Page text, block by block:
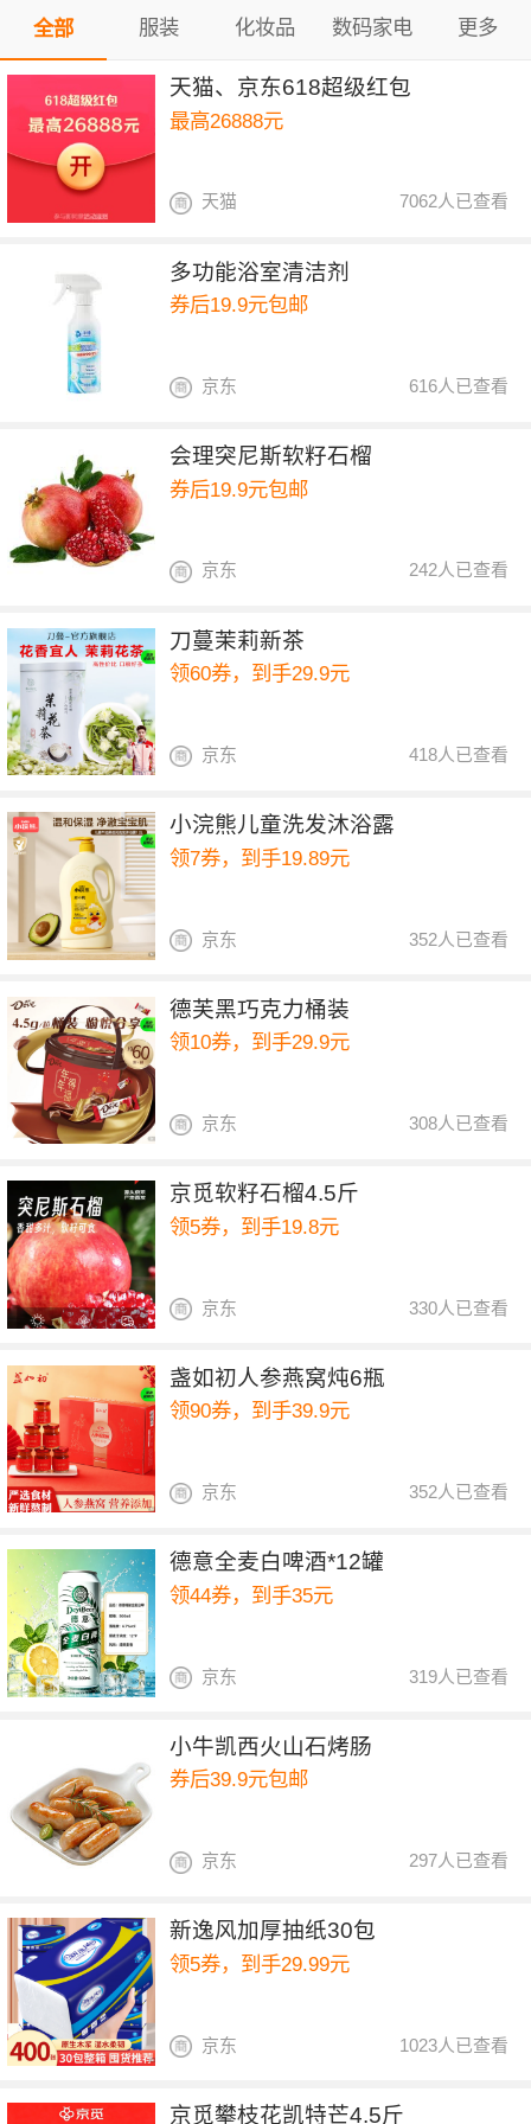
全部 服装 化妆品 数码家电 更多
天猫、京东618超级红包
最高26888元
7062人已查看
天猫
多功能浴室清洁剂
券后19.9元包邮
616人已查看
京东
会理突尼斯软籽石榴
券后19.9元包邮
242人已查看
京东
刀蔓茉莉新茶
领60券，到手29.9元
418人已查看
京东
小浣熊儿童洗发沐浴露
领7券，到手19.89元
352人已查看
京东
德芙黑巧克力桶装
领10券，到手29.9元
308人已查看
京东
京觅软籽石榴4.5斤
领5券，到手19.8元
330人已查看
京东
盏如初人参燕窝炖6瓶
领90券，到手39.9元
352人已查看
京东
德意全麦白啤酒*12罐
领44券，到手35元
319人已查看
京东
小牛凯西火山石烤肠
券后39.9元包邮
297人已查看
京东
新逸风加厚抽纸30包
领5券，到手29.99元
1023人已查看
京东
京觅攀枝花凯特芒4.5斤